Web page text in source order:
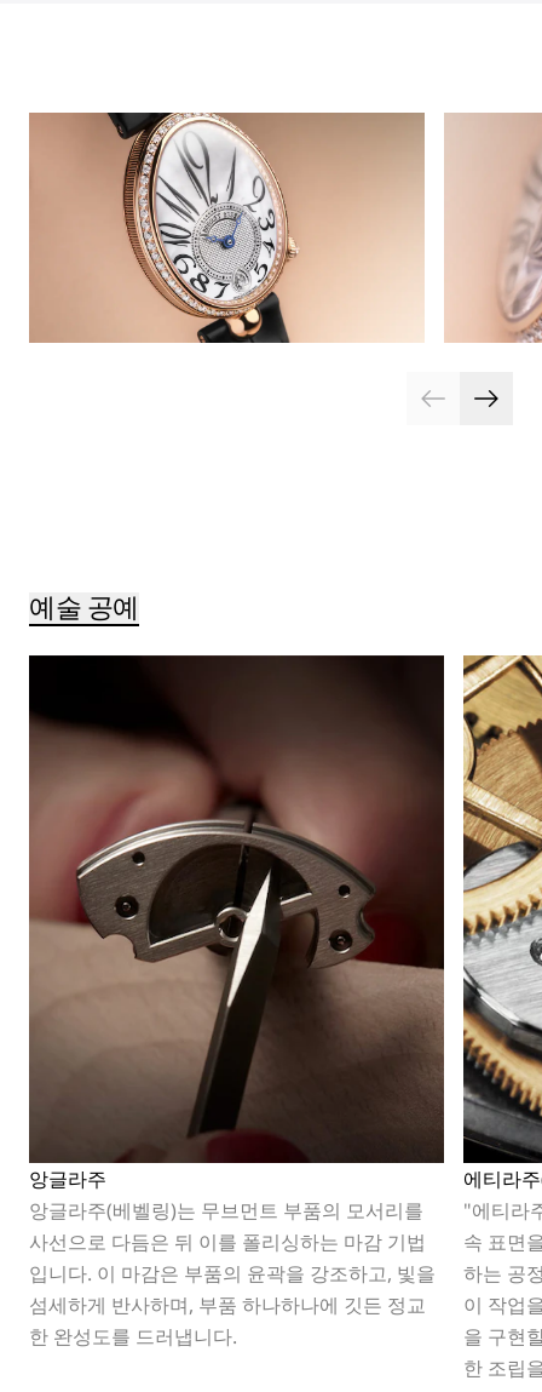
예술 공예
앙글라주
앙글라주(베벨링)는 무브먼트 부품의 모서리를
사선으로 다듬은 뒤 이를 폴리싱하는 마감 기법
입니다. 이 마감은 부품의 윤곽을 강조하고, 빛을
섬세하게 반사하며, 부품 하나하나에 깃든 정교
한 완성도를 드러냅니다.
에티라
"에티라
속 표면
하는 공
이 작업
을 구현
한 조립